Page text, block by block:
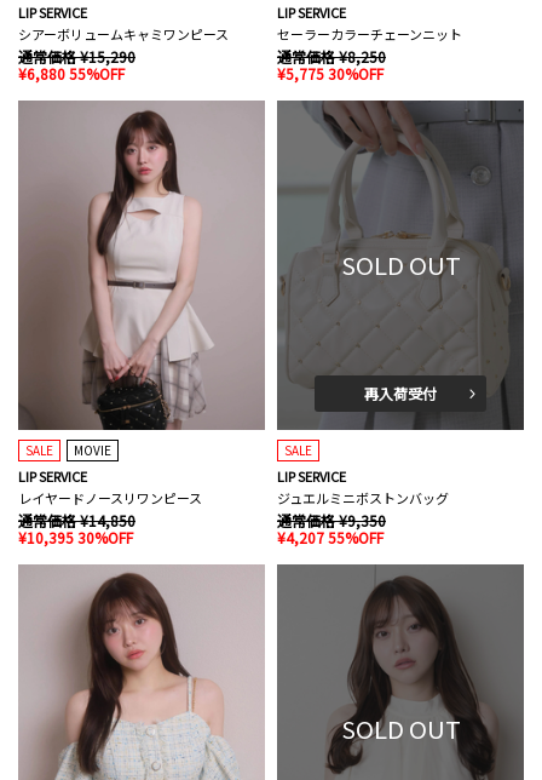
LIP SERVICE
シアーボリュームキャミワンピース
通常価格 ¥15,290
¥6,880 55%OFF
LIP SERVICE
セーラーカラーチェーンニット
通常価格 ¥8,250
¥5,775 30%OFF
SALE MOVIE
LIP SERVICE
レイヤードノースリワンピース
通常価格 ¥14,850
¥10,395 30%OFF
SOLD OUT
再入荷受付
SALE
LIP SERVICE
ジュエルミニボストンバッグ
通常価格 ¥9,350
¥4,207 55%OFF
SOLD OUT